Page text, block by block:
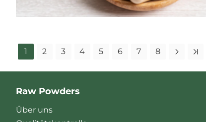
1 2 3 4 5 6 7 8
Raw Powders
Über uns